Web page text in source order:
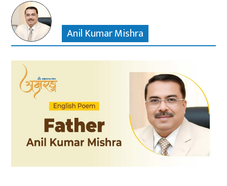
Anil Kumar Mishra